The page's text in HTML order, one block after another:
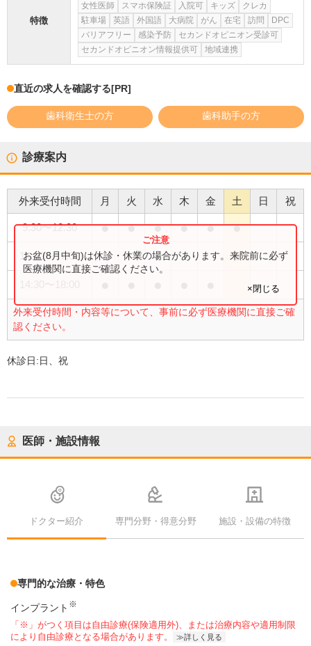
特徴
女性医師
スマホ保険証 入院可 キッズ
クレカ
駐車場
英語 外国語 大病院 がん 在宅 訪問
DPC
バリアフリー
感染予防
セカンドオピニオン受診可
セカンドオピニオン情報提供可
地域連携
直近の求人を確認する[PR]
歯科衛生士の方 歯科助手の方
診療案内
外来受付時間 月 火 水 木 金 土 日 祝
9:30〜12:30 ● ● ● ● ● ●
14:00〜17:00 ●
外来受付時間・内容等について、事前に必ず医療機関に直接ご確
認ください。
お盆(8月中旬)は休診・休業の場合があります。来院前に必ず
医療機関に直接ご確認ください。
×閉じる
休診日:日、祝
医師・施設情報
ドクター紹介 専門分野・得意分野 施設・設備の特徴
専門的な治療・特色
インプラント ※
「※」がつく項目は自由診療(保険適用外)、または治療内容や適用制限
により自由診療となる場合があります。
詳しく見る